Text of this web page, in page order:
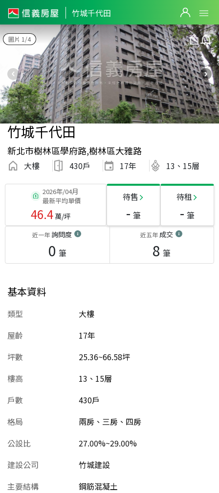
竹城千代田
圖片 1/4
竹城千代田
新北市樹林區學府路,樹林區大雅路
大樓 430戶 17年 13、15層
2026年/04月
最新平均單價
46.4萬/坪
待售
- 筆
待租
- 筆
近一年詢問度
0 筆
近五年成交
8 筆
基本資料
類型
大樓
屋齡
17年
坪數
25.36~66.58坪
樓高
13、15層
戶數
430戶
格局
兩房、三房、四房
公設比
27.00%~29.00%
建設公司
竹城建設
主要結構
鋼筋混凝土